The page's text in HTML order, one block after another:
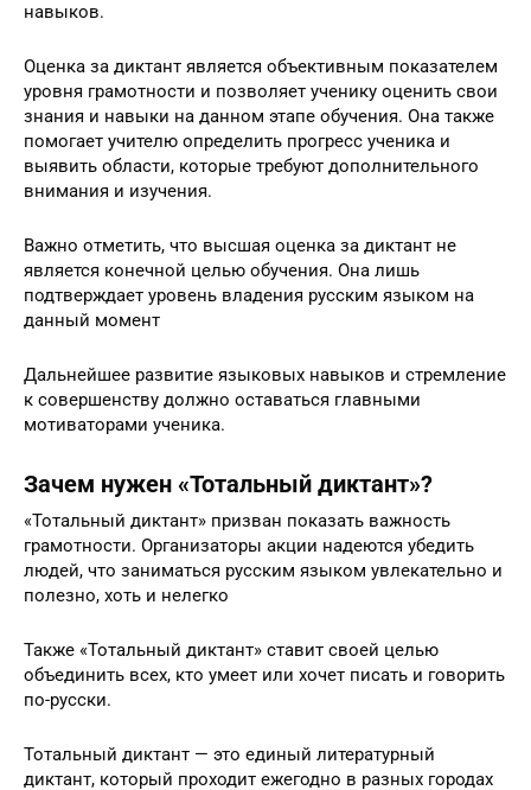
навыков.
Оценка за диктант является объективным показателем
уровня грамотности и позволяет ученику оценить свои
знания и навыки на данном этапе обучения. Она также
помогает учителю определить прогресс ученика и
выявить области, которые требуют дополнительного
внимания и изучения.
Важно отметить, что высшая оценка за диктант не
является конечной целью обучения. Она лишь
подтверждает уровень владения русским языком на
данный момент
Дальнейшее развитие языковых навыков и стремление
к совершенству должно оставаться главными
мотиваторами ученика.
Зачем нужен «Тотальный диктант»?
«Тотальный диктант» призван показать важность
грамотности. Организаторы акции надеются убедить
людей, что заниматься русским языком увлекательно и
полезно, хоть и нелегко
Также «Тотальный диктант» ставит своей целью
объединить всех, кто умеет или хочет писать и говорить
по-русски.
Тотальный диктант — это единый литературный
диктант, который проходит ежегодно в разных городах